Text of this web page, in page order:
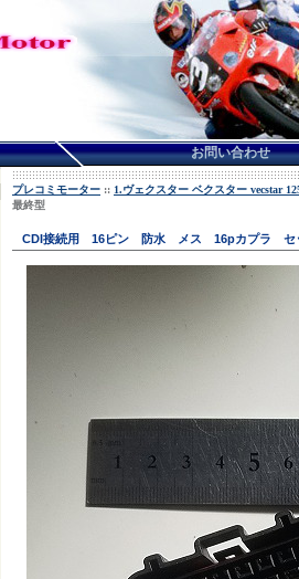
お問い合わせ
プレコミモーター :: 1.ヴェクスター ベクスター vecstar
最終型
CDI接続用 16ピン 防水 メス 16pカプラ